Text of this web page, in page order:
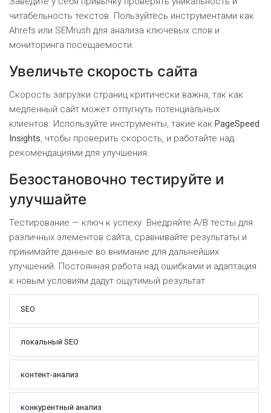
читабельность текстов. Пользуйтесь инструментами как
Ahrefs или SEMrush для анализа ключевых слов и
мониторинга посещаемости.
Увеличьте скорость сайта
Скорость загрузки страниц критически важна, так как
медленный сайт может отпугнуть потенциальных
клиентов. Используйте инструменты, такие как PageSpeed
Insights, чтобы проверить скорость, и работайте над
рекомендациями для улучшения.
Безостановочно тестируйте и
улучшайте
Тестирование — ключ к успеху. Внедряйте A/B тесты для
различных элементов сайта, сравнивайте результаты и
принимайте данные во внимание для дальнейших
улучшений. Постоянная работа над ошибками и адаптация
к новым условиям дадут ощутимый результат.
SEO
локальный SEO
контент-анализ
конкурентный анализ